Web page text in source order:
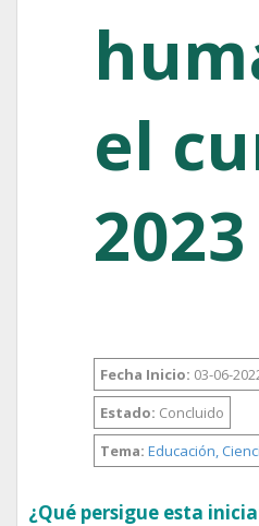
el
2023
Fecha Inicio: 03-06-
Estado: Concluido
Tema: Educación,
¿Qué persigue esta